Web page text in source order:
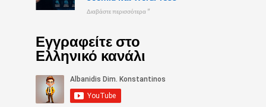
Διαβάστε περισσότερα "
Εγγραφείτε στο
Ελληνικό κανάλι